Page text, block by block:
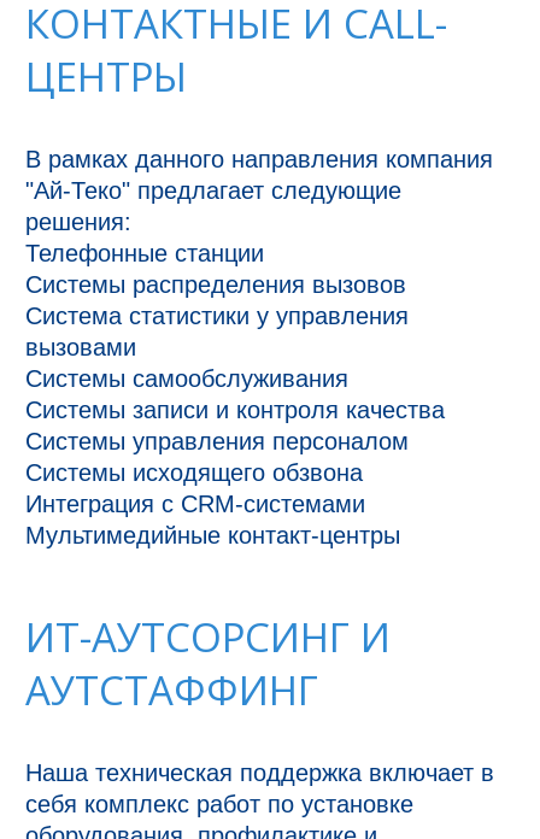
КОНТАКТНЫЕ И CALL-
ЦЕНТРЫ
В рамках данного направления компания
"Ай-Теко" предлагает следующие
решения:
Телефонные станции
Системы распределения вызовов
Система статистики у управления
вызовами
Системы самообслуживания
Системы записи и контроля качества
Системы управления персоналом
Системы исходящего обзвона
Интеграция с CRM-системами
Мультимедийные контакт-центры
ИТ-АУТСОРСИНГ И
АУТСТАФФИНГ
Наша техническая поддержка включает в
себя комплекс работ по установке